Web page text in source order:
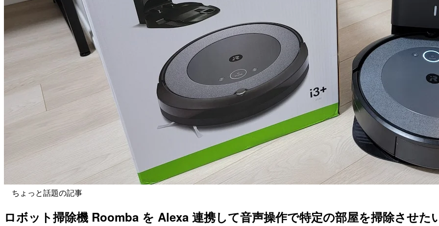
ちょっと話題の記事
ロボット掃除機 Roomba を Alexa 連携して音声操作で特定の部屋を掃除させた